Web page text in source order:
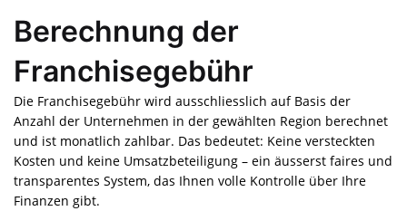
Berechnung der
Franchisegebühr
Die Franchisegebühr wird ausschliesslich auf Basis der
Anzahl der Unternehmen in der gewählten Region berechnet
und ist monatlich zahlbar. Das bedeutet: Keine versteckten
Kosten und keine Umsatzbeteiligung – ein äusserst faires und
transparentes System, das Ihnen volle Kontrolle über Ihre
Finanzen gibt.